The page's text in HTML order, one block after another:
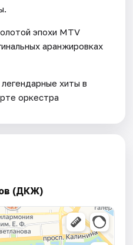
эпохи MTV
аранжировках
хиты в
оркестра
(ДКЖ)